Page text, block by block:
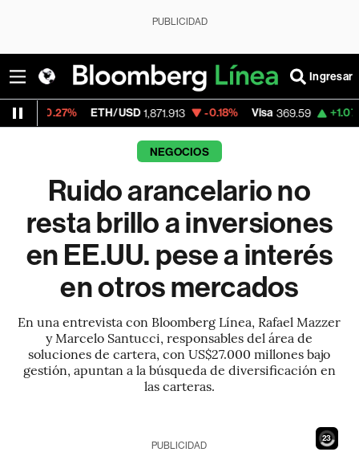
PUBLICIDAD
Ingresar
ETH/USD 1,871.913 -0.18% Visa 369.59 +1.07%
NEGOCIOS
Ruido arancelario no
resta brillo a inversiones
en EE.UU. pese a interés
en otros mercados
En una entrevista con Bloomberg Línea, Rafael Mazzer
y Marcelo Santucci, responsables del área de
soluciones de cartera, con US$27.000 millones bajo
gestión, apuntan a la búsqueda de diversificación en
las carteras.
21
PUBLICIDAD